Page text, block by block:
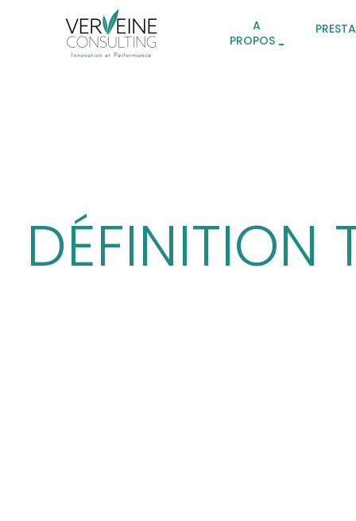
A
PROPOS
DÉFINITION